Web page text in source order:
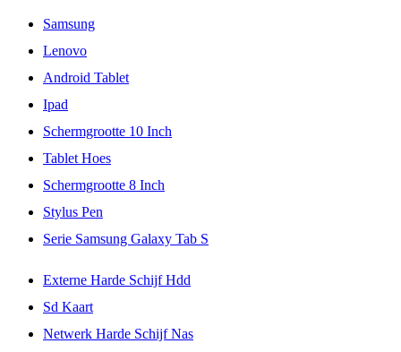
Samsung
Lenovo
Android Tablet
Ipad
Schermgrootte 10 Inch
Tablet Hoes
Schermgrootte 8 Inch
Stylus Pen
Serie Samsung Galaxy Tab S
Externe Harde Schijf Hdd
Sd Kaart
Netwerk Harde Schijf Nas